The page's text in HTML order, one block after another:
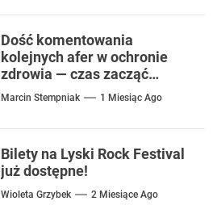
Dość komentowania
kolejnych afer w ochronie
zdrowia — czas zacząć
mówić o rozwiązaniach
Marcin Stempniak 1 Miesiąc Ago
Bilety na Lyski Rock Festival
już dostępne!
Wioleta Grzybek 2 Miesiące Ago